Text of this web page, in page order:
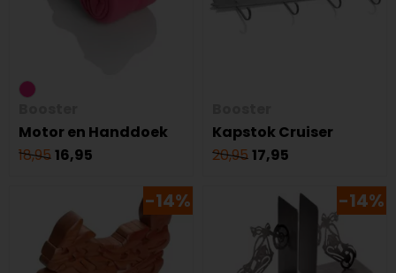
Motor en Handdoek
18,9516,95
Kapstok Cruiser
20,9517,95
-14% -14%